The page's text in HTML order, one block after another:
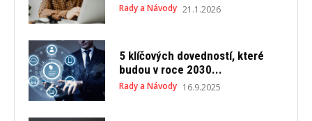
Rady a Návody 21.1.2026
5 klíčových dovedností, které
budou v roce 2030...
Rady a Návody 16.9.2025